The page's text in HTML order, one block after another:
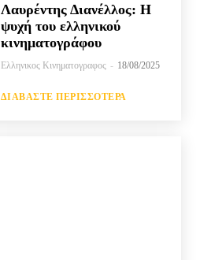
Λαυρέντης Διανέλλος: Η
ψυχή του ελληνικού
κινηματογράφου
Ελληνικος Κινηματογραφος - 18/08/2025
ΔΙΑΒΆΣΤΕ ΠΕΡΙΣΣΌΤΕΡΑ